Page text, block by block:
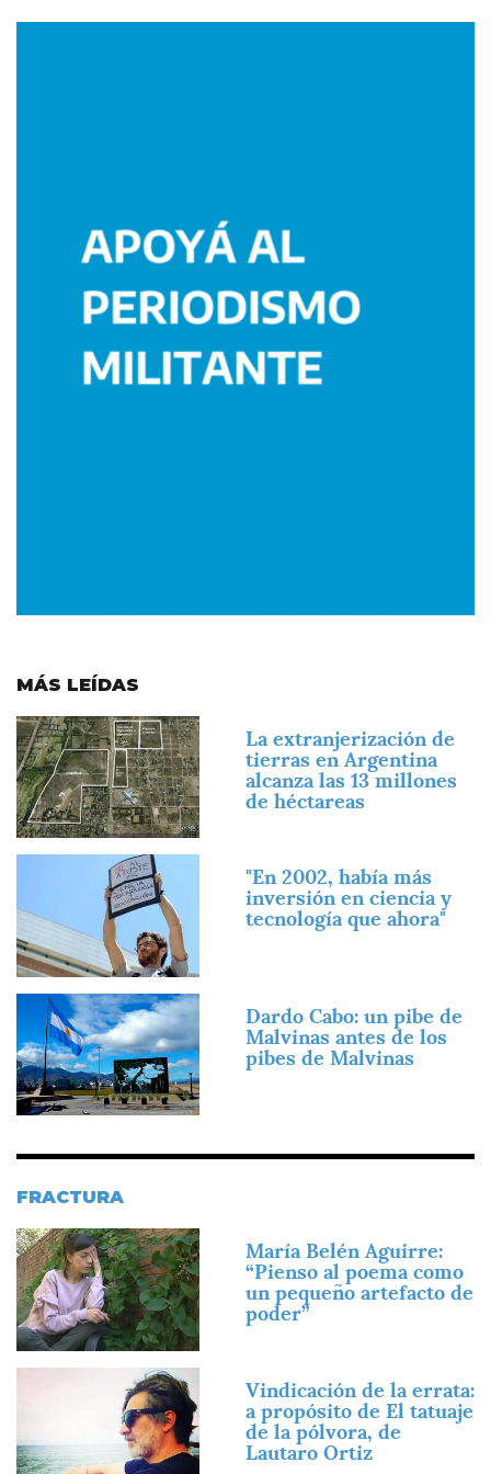
MÁS LEÍDAS
Imagen
La extranjerización de
tierras en Argentina
alcanza las 13 millones
de héctareas
"En 2002, había más
inversión en ciencia y
tecnología que ahora"
Imagen
Dardo Cabo: un pibe de
Malvinas antes de los
pibes de Malvinas
FRACTURA
Imagen
María Belén Aguirre:
“Pienso al poema como
un pequeño artefacto de
poder”
Vindicación de la errata:
a propósito de El tatuaje
de la pólvora, de
Lautaro Ortiz